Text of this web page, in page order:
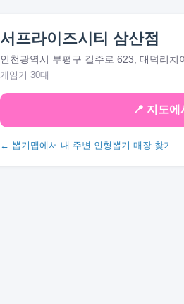
서프라이즈시티 삼산점
인천광역시 부평구 길주로 623, 대덕리치
게임기 30대
📍 지도에
← 뽑기맵에서 내 주변 인형뽑기 매장 찾기